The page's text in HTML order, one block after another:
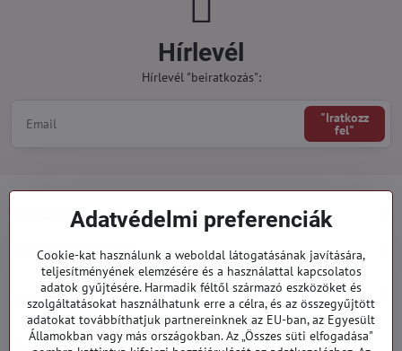
Hírlevél
Hírlevél "beiratkozás":
"Iratkozz
fel"
Minden a vásárlásról
Megrendelések
Kategóriák
919 060 751
Adatvédelmi preferenciák
Cookie-kat használunk a weboldal látogatásának javítására,
teljesítményének elemzésére és a használattal kapcsolatos
adatok gyűjtésére. Harmadik féltől származó eszközöket és
szolgáltatásokat használhatunk erre a célra, és az összegyűjtött
adatokat továbbíthatjuk partnereinknek az EU-ban, az Egyesült
Államokban vagy más országokban. Az „Összes süti elfogadása"